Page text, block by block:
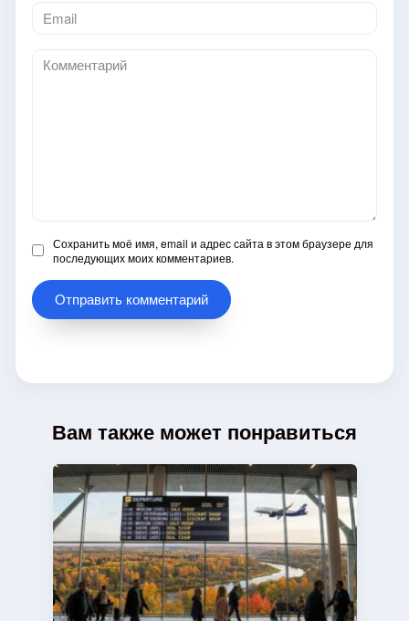
Email
*
Комментарий
Сохранить моё имя, email и адрес сайта в этом браузере для
последующих моих комментариев.
Вам также может понравиться